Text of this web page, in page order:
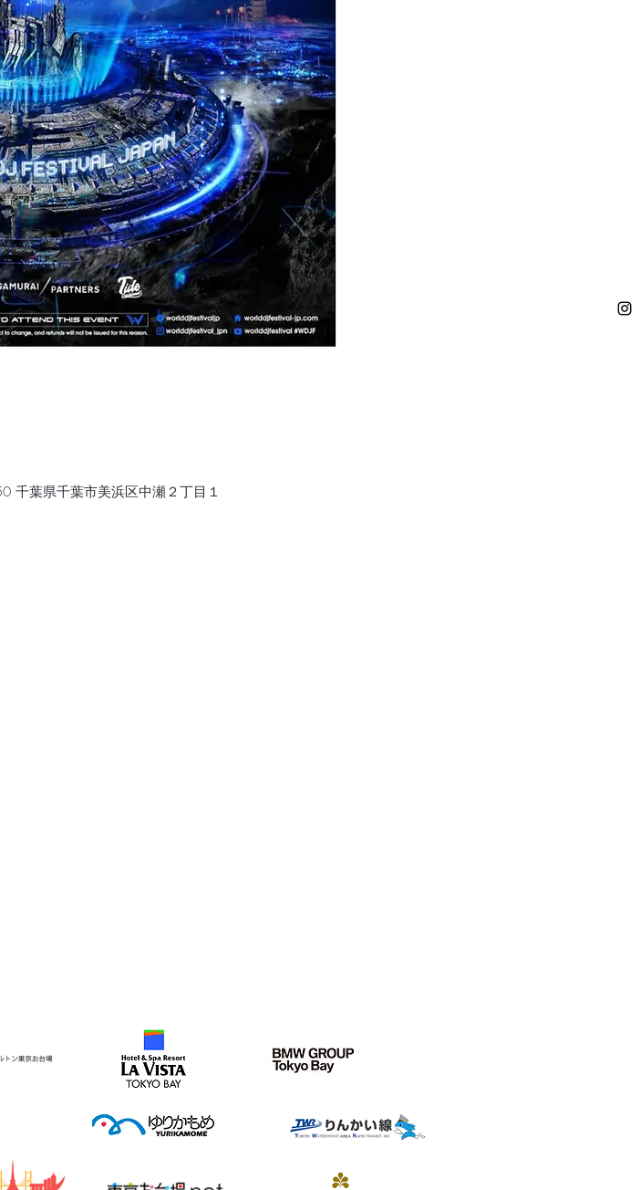
千葉県千葉市美浜区中瀬２丁目１